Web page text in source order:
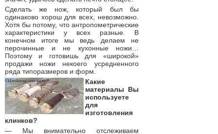
Сделать же нож, который был бы
одинаково хорош для всех, невозможно.
Хотя бы потому, что антропометрические
характеристики у всех разные. В
конечном итоге мы ведь делаем не
перочинные и не кухонные ножи…
Поэтому и готовишь для «широкой»
продажи ножи некоего усредненного
ряда типоразмеров и форм.
Какие
материалы Вы
используете
для
изготовления
клинков?
— Мы внимательно отслеживаем